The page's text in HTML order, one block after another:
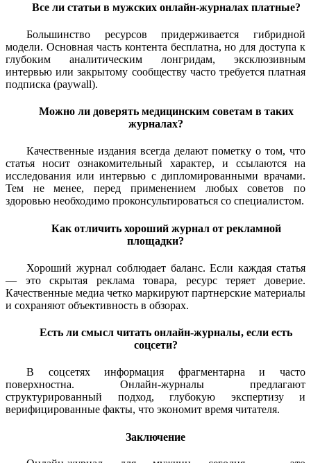
Все ли статьи в мужских онлайн-журналах платные?
Большинство ресурсов придерживается гибридной
модели. Основная часть контента бесплатна, но для доступа к
глубоким аналитическим лонгридам, эксклюзивным
интервью или закрытому сообществу часто требуется платная
подписка (paywall).
Можно ли доверять медицинским советам в таких
журналах?
Качественные издания всегда делают пометку о том, что
статья носит ознакомительный характер, и ссылаются на
исследования или интервью с дипломированными врачами.
Тем не менее, перед применением любых советов по
здоровью необходимо проконсультироваться со специалистом.
Как отличить хороший журнал от рекламной
площадки?
Хороший журнал соблюдает баланс. Если каждая статья
— это скрытая реклама товара, ресурс теряет доверие.
Качественные медиа четко маркируют партнерские материалы
и сохраняют объективность в обзорах.
Есть ли смысл читать онлайн-журналы, если есть
соцсети?
В соцсетях информация фрагментарна и часто
поверхностна. Онлайн-журналы предлагают
структурированный подход, глубокую экспертизу и
верифицированные факты, что экономит время читателя.
Заключение